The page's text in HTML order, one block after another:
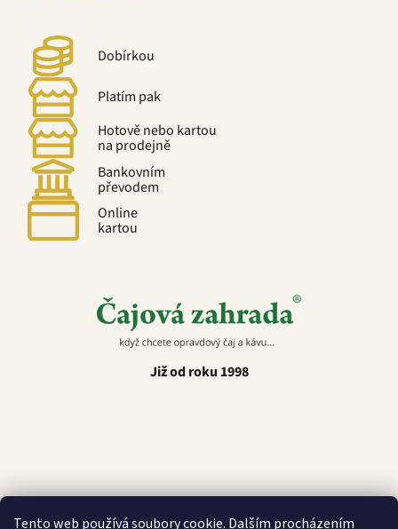
Tento web používá soubory cookie. Dalším procházením
Dobírkou
Platím pak
Hotově nebo kartou
na prodejně
Bankovním
převodem
Online
kartou
Již od roku 1998
Latino Café